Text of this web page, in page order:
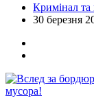
Кримінал та
30 березня